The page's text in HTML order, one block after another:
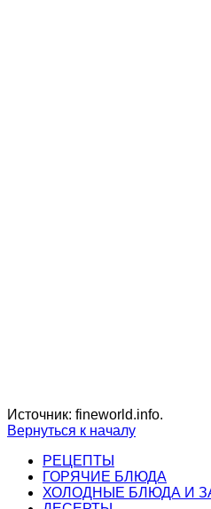
Источник: fineworld.info.
Вернуться к началу
РЕЦЕПТЫ
ГОРЯЧИЕ БЛЮДА
ХОЛОДНЫЕ БЛЮДА И